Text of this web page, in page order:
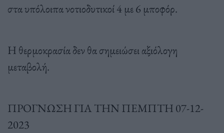
στα υπόλοιπα νοτιοδυτικοί 4 με 6 μποφόρ.
Η θερμοκρασία δεν θα σημειώσει αξιόλογη
μεταβολή.
ΠΡΟΓΝΩΣΗ ΓΙΑ ΤΗΝ ΠΕΜΠΤΗ 07-12-
2023